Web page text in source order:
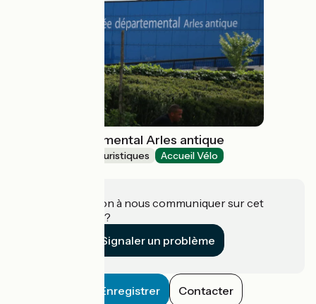
Musée départemental Arles antique
Musées et sites touristiques Accueil Vélo
Une information à nous communiquer sur cet
établissement ?
Signaler un problème
Enregistrer Contacter